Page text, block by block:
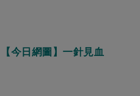
【今日網圖】一針見血